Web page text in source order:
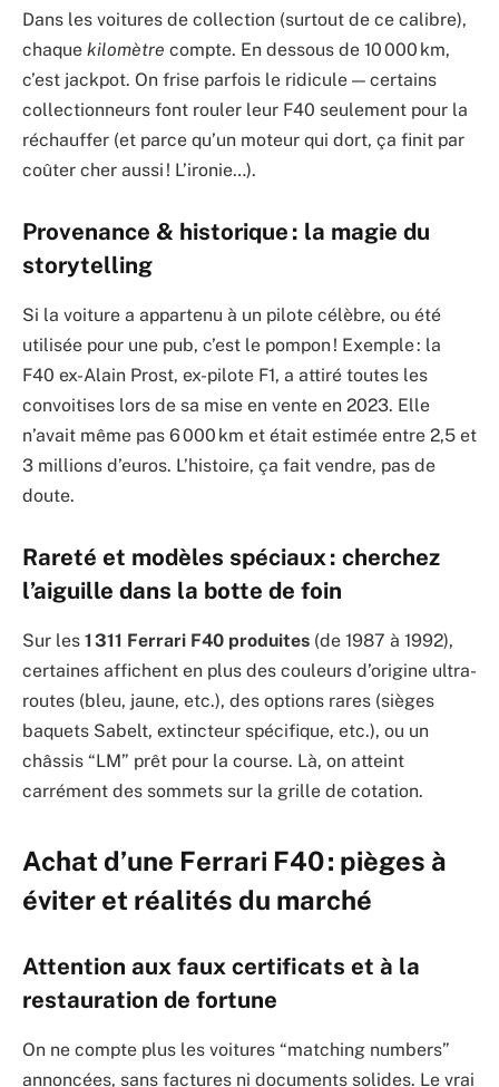
Dans les voitures de collection (surtout de ce calibre),
chaque kilomètre compte. En dessous de 10 000 km,
c’est jackpot. On frise parfois le ridicule — certains
collectionneurs font rouler leur F40 seulement pour la
réchauffer (et parce qu’un moteur qui dort, ça finit par
coûter cher aussi ! L’ironie…).
Provenance & historique : la magie du
storytelling
Si la voiture a appartenu à un pilote célèbre, ou été
utilisée pour une pub, c’est le pompon ! Exemple : la
F40 ex-Alain Prost, ex-pilote F1, a attiré toutes les
convoitises lors de sa mise en vente en 2023. Elle
n’avait même pas 6 000 km et était estimée entre 2,5 et
3 millions d’euros. L’histoire, ça fait vendre, pas de
doute.
Rareté et modèles spéciaux : cherchez
l’aiguille dans la botte de foin
Sur les 1 311 Ferrari F40 produites (de 1987 à 1992),
certaines affichent en plus des couleurs d’origine ultra-
routes (bleu, jaune, etc.), des options rares (sièges
baquets Sabelt, extincteur spécifique, etc.), ou un
châssis “LM” prêt pour la course. Là, on atteint
carrément des sommets sur la grille de cotation.
Achat d’une Ferrari F40 : pièges à
éviter et réalités du marché
Attention aux faux certificats et à la
restauration de fortune
On ne compte plus les voitures “matching numbers”
annoncées, sans factures ni documents solides. Le vrai